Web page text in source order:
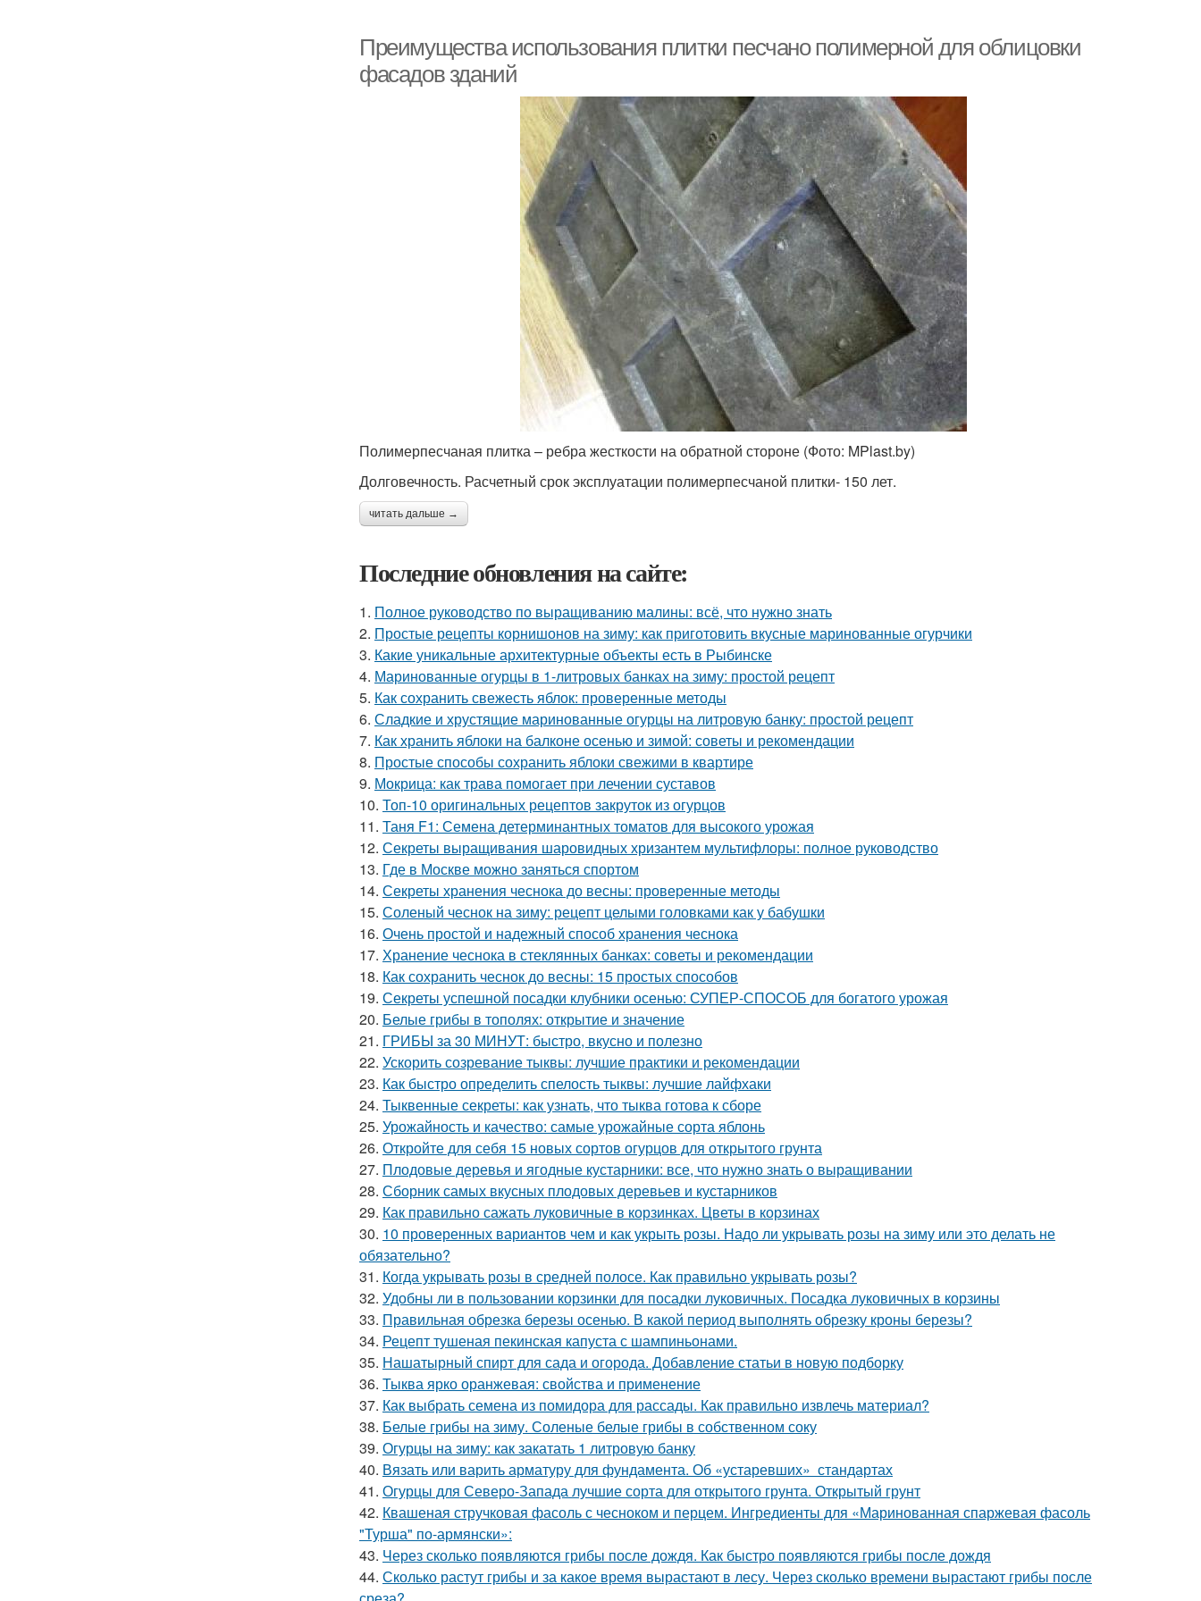
Преимущества использования плитки песчано полимерной для облицовки
фасадов зданий
Полимерпесчаная плитка – ребра жесткости на обратной стороне (Фото: MPlast.by)
Долговечность. Расчетный срок эксплуатации полимерпесчаной плитки- 150 лет.
читать дальше →
Последние обновления на сайте:
1. Полное руководство по выращиванию малины: всё, что нужно знать
2. Простые рецепты корнишонов на зиму: как приготовить вкусные маринованные огурчики
3. Какие уникальные архитектурные объекты есть в Рыбинске
4. Маринованные огурцы в 1-литровых банках на зиму: простой рецепт
5. Как сохранить свежесть яблок: проверенные методы
6. Сладкие и хрустящие маринованные огурцы на литровую банку: простой рецепт
7. Как хранить яблоки на балконе осенью и зимой: советы и рекомендации
8. Простые способы сохранить яблоки свежими в квартире
9. Мокрица: как трава помогает при лечении суставов
10. Топ-10 оригинальных рецептов закруток из огурцов
11. Таня F1: Семена детерминантных томатов для высокого урожая
12. Секреты выращивания шаровидных хризантем мультифлоры: полное руководство
13. Где в Москве можно заняться спортом
14. Секреты хранения чеснока до весны: проверенные методы
15. Соленый чеснок на зиму: рецепт целыми головками как у бабушки
16. Очень простой и надежный способ хранения чеснока
17. Хранение чеснока в стеклянных банках: советы и рекомендации
18. Как сохранить чеснок до весны: 15 простых способов
19. Секреты успешной посадки клубники осенью: СУПЕР-СПОСОБ для богатого урожая
20. Белые грибы в тополях: открытие и значение
21. ГРИБЫ за 30 МИНУТ: быстро, вкусно и полезно
22. Ускорить созревание тыквы: лучшие практики и рекомендации
23. Как быстро определить спелость тыквы: лучшие лайфхаки
24. Тыквенные секреты: как узнать, что тыква готова к сборе
25. Урожайность и качество: самые урожайные сорта яблонь
26. Откройте для себя 15 новых сортов огурцов для открытого грунта
27. Плодовые деревья и ягодные кустарники: все, что нужно знать о выращивании
28. Сборник самых вкусных плодовых деревьев и кустарников
29. Как правильно сажать луковичные в корзинках. Цветы в корзинах
30. 10 проверенных вариантов чем и как укрыть розы. Надо ли укрывать розы на зиму или это делать не
обязательно?
31. Когда укрывать розы в средней полосе. Как правильно укрывать розы?
32. Удобны ли в пользовании корзинки для посадки луковичных. Посадка луковичных в корзины
33. Правильная обрезка березы осенью. В какой период выполнять обрезку кроны березы?
34. Рецепт тушеная пекинская капуста с шампиньонами.
35. Нашатырный спирт для сада и огорода. Добавление статьи в новую подборку
36. Тыква ярко оранжевая: свойства и применение
37. Как выбрать семена из помидора для рассады. Как правильно извлечь материал?
38. Белые грибы на зиму. Соленые белые грибы в собственном соку
39. Огурцы на зиму: как закатать 1 литровую банку
40. Вязать или варить арматуру для фундамента. Об «устаревших» стандартах
41. Огурцы для Северо-Запада лучшие сорта для открытого грунта. Открытый грунт
42. Квашеная стручковая фасоль с чесноком и перцем. Ингредиенты для «Маринованная спаржевая фасоль
"Турша" по-армянски»:
43. Через сколько появляются грибы после дождя. Как быстро появляются грибы после дождя
44. Сколько растут грибы и за какое время вырастают в лесу. Через сколько времени вырастают грибы после